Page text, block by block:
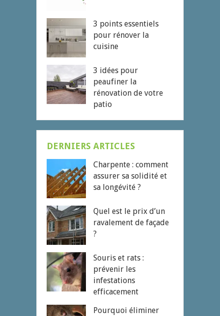
3 points essentiels
pour rénover la
cuisine
3 idées pour
peaufiner la
rénovation de votre
patio
DERNIERS ARTICLES
Charpente : comment
assurer sa solidité et
sa longévité ?
Quel est le prix d’un
ravalement de façade
?
Souris et rats :
prévenir les
infestations
efficacement
Pourquoi éliminer